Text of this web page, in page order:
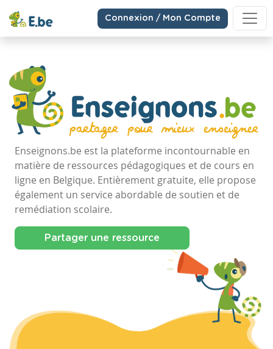
Connexion / Mon Compte
Enseignons.be est la plateforme incontournable en
matière de ressources pédagogiques et de cours en
ligne en Belgique. Entièrement gratuite, elle propose
également un service abordable de soutien et de
remédiation scolaire.
Partager une ressource